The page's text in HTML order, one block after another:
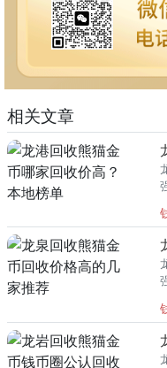
相关文章